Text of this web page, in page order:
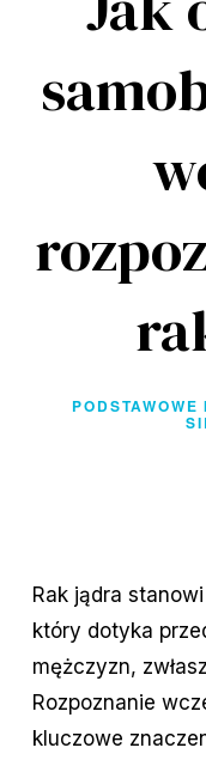
Rak jądra
który dotyka
mężczyzn,
Rozpoznanie
kluczowe